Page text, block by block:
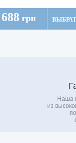
688 грн
Наша
из